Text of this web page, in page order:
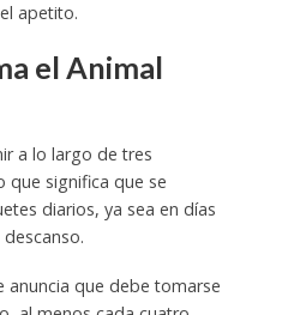
apetito.
el Animal
a lo largo de tres
que significa que se
diarios, ya sea en días
anuncia que debe tomarse